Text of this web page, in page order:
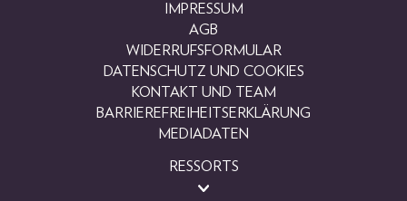
IMPRESSUM
AGB
WIDERRUFSFORMULAR
DATENSCHUTZ UND COOKIES
KONTAKT UND TEAM
BARRIEREFREIHEITSERKLÄRUNG
MEDIADATEN
RESSORTS